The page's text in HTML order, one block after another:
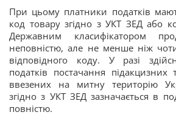
При цьому платники податків
код товару згідно з УКТ ЗЕД або
Державним класифікатором
неповністю, але не менше ніж
відповідного коду. У разі
податків постачання підакцизних
ввезених на митну територію
згідно з УКТ ЗЕД зазначається в
повністю.